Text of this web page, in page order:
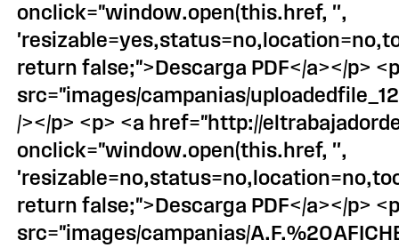
onclick="window.open(this.href, '',
return false;">Descarga PDF</a></p>
src="images/campanias/
/></p> <p> <a href="http://
onclick="window.open(this.href, '',
return false;">Descarga PDF</a></p>
src="images/campanias/